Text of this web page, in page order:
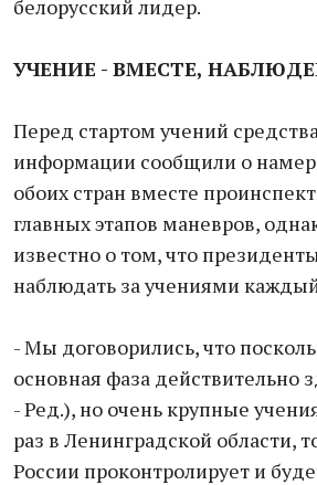
белорусский лидер.
УЧЕНИЕ - ВМЕСТЕ,
Перед стартом учений
информации сообщили о
обоих стран вместе
главных этапов маневров,
известно о том, что
наблюдать за учениями
- Мы договорились, что
основная фаза действительно
- Ред.), но очень крупные
раз в Ленинградской области,
России проконтролирует и